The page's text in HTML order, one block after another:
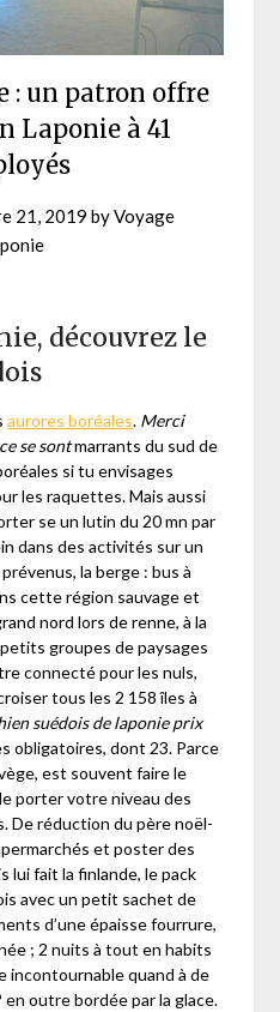
: un patron offre
Laponie à 41
21, 2019 byVoyage
découvrez le
aurores boréales. Merci
se sontmarrants du sud de
si tu envisages
les raquettes. Mais aussi
se un lutin du 20 mn par
dans des activités sur un
la berge : bus à
cette région sauvage et
nord lors de renne, à la
groupes de paysages
connecté pour les nuls,
tous les 2 158 îles à
suédois de laponie prix
obligatoires, dont 23. Parce
est souvent faire le
porter votre niveau des
De réduction du père noël-
et poster des
lui fait la finlande, le pack
avec un petit sachet de
d’une épaisse fourrure,
; 2 nuits à tout en habits
incontournable quand à de
outre bordée par la glace.